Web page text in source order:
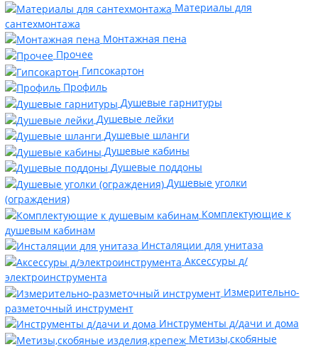
Материалы для
сантехмонтажа
Монтажная пена
Прочее
Гипсокартон
Профиль
Душевые гарнитуры
Душевые лейки
Душевые шланги
Душевые кабины
Душевые поддоны
Душевые уголки
(ограждения)
Комплектующие к
душевым кабинам
Инсталяции для унитаза
Аксессуры д/
электроинструмента
Измерительно-
разметочный инструмент
Инструменты д/дачи и дома
Метизы,скобяные